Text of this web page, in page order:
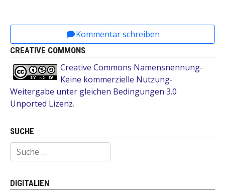
Kommentar schreiben
CREATIVE COMMONS
Creative Commons Namensnennung-
Keine kommerzielle Nutzung-
Weitergabe unter gleichen Bedingungen 3.0
Unported Lizenz.
SUCHE
Suchen
DIGITALIEN